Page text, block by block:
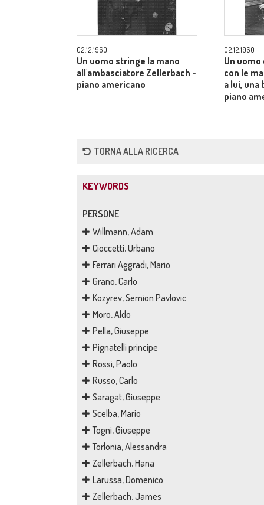
02.12.1960
Un uomo stringe la mano
all'ambasciatore Zellerbach -
piano americano
02.12.1960
Un
con le
a lui, una
piano
TORNA ALLA RICERCA
KEYWORDS
PERSONE
Willmann, Adam
Cioccetti, Urbano
Ferrari Aggradi, Mario
Grano, Carlo
Kozyrev, Semion Pavlovic
Moro, Aldo
Pella, Giuseppe
Pignatelli principe
Rossi, Paolo
Russo, Carlo
Saragat, Giuseppe
Scelba, Mario
Togni, Giuseppe
Torlonia, Alessandra
Zellerbach, Hana
Larussa, Domenico
Zellerbach, James